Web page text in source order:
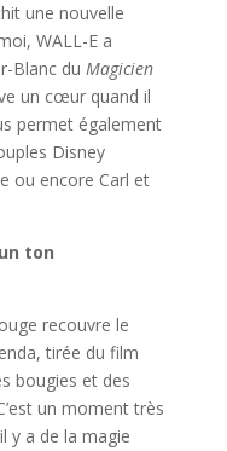
une nouvelle
WALL-E a
Blanc du Magicien
un cœur quand il
permet également
Disney
ou encore Carl et
ton
recouvre le
tirée du film
bougies et des
un moment très
y a de la magie